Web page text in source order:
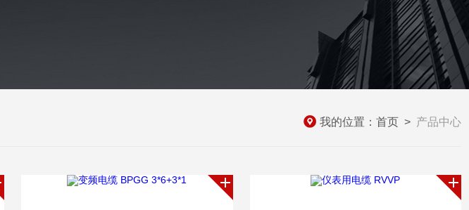
我的位置： 首页 > 产品中心